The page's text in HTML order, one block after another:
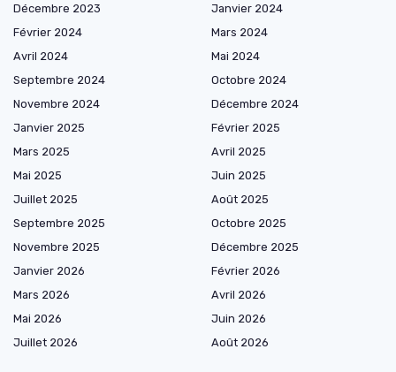
Décembre 2023
Janvier 2024
Février 2024
Mars 2024
Avril 2024
Mai 2024
Septembre 2024
Octobre 2024
Novembre 2024
Décembre 2024
Janvier 2025
Février 2025
Mars 2025
Avril 2025
Mai 2025
Juin 2025
Juillet 2025
Août 2025
Septembre 2025
Octobre 2025
Novembre 2025
Décembre 2025
Janvier 2026
Février 2026
Mars 2026
Avril 2026
Mai 2026
Juin 2026
Juillet 2026
Août 2026